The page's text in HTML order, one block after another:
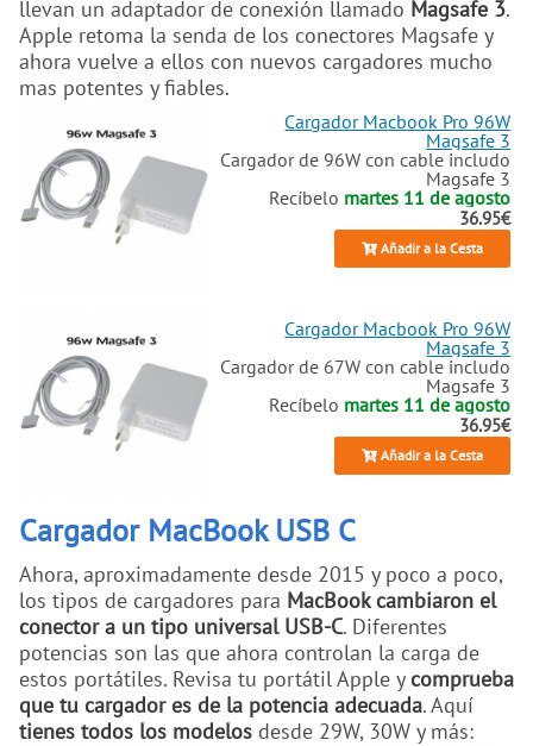
llevan un adaptador de conexión llamado Magsafe 3.
Apple retoma la senda de los conectores Magsafe y
ahora vuelve a ellos con nuevos cargadores mucho
mas potentes y fiables.
Cargador Macbook Pro 96W
Magsafe 3
Cargador de 96W con cable includo
Magsafe 3
Recíbelo martes 11 de agosto
36.95€
Añadir a la Cesta
Cargador Macbook Pro 96W
Magsafe 3
Cargador de 67W con cable includo
Magsafe 3
Recíbelo martes 11 de agosto
36.95€
Añadir a la Cesta
Cargador MacBook USB C
Ahora, aproximadamente desde 2015 y poco a poco,
los tipos de cargadores para MacBook cambiaron el
conector a un tipo universal USB-C. Diferentes
potencias son las que ahora controlan la carga de
estos portátiles. Revisa tu portátil Apple y comprueba
que tu cargador es de la potencia adecuada. Aquí
tienes todos los modelos desde 29W, 30W y más: